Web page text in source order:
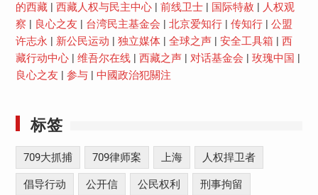
的西藏| 西藏人权与民主中心| 前线卫士| 国际特赦
人权观
察
良心之友 台湾民主基金会 北京爱知行| 传知行| 公盟
许志永
新公民运动 独立媒体| 全球之声| 安全工具箱
西
藏行动中心| 维吾尔在线| 西藏之声| 对话基金会 玫瑰中国
良心之友
参与| 中國政治犯關注
标签
709大抓捕 709律师案 上海 人权捍卫者
倡导行动 公开信 公民权利 刑事拘留